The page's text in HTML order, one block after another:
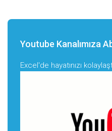
Youtube Kanalımıza
Excel'de hayatınızı